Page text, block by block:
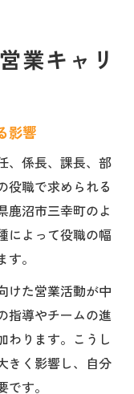
業キャリ
影響
、係長、課長、部
役職で求められる
鹿沼市三幸町のよ
によって役職の幅
。
けた営業活動が中
指導やチームの進
わります。こうし
きく影響し、自分
す。